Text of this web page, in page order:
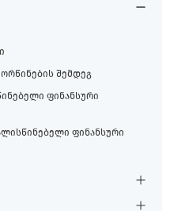
შემდეგ
ფინანსური
ფინანსური